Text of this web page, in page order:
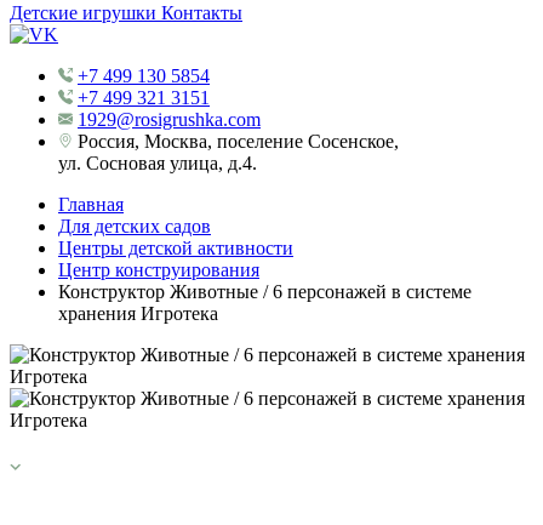
Детские игрушки Контакты
+7 499 130 5854
+7 499 321 3151
1929@rosigrushka.com
Россия, Москва, поселение Сосенское,
ул. Сосновая улица, д.4.
Главная
Для детских садов
Центры детской активности
Центр конструирования
Конструктор Животные / 6 персонажей в системе
хранения Игротека